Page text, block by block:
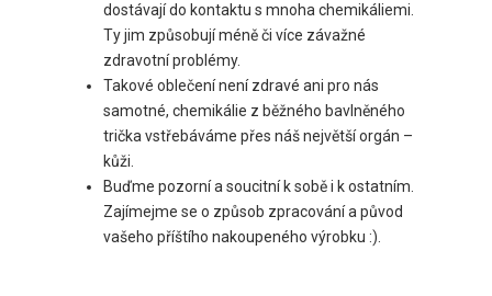
dostávají do kontaktu s mnoha chemikáliemi.
Ty jim způsobují méně či více závažné
zdravotní problémy.
Takové oblečení není zdravé ani pro nás
samotné, chemikálie z běžného bavlněného
trička vstřebáváme přes náš největší orgán –
kůži.
Buďme pozorní a soucitní k sobě i k ostatním.
Zajímejme se o způsob zpracování a původ
vašeho příštího nakoupeného výrobku :).